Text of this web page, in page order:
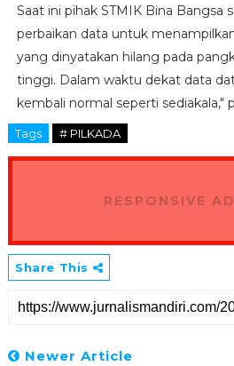
Saat ini pihak STMIK Bina Bangsa
perbaikan data untuk
yang dinyatakan hilang pada
tinggi. Dalam waktu dekat data
kembali normal seperti sediakala,"
Tags # PILKADA
RESPONSIVE
Share This
Newer Article